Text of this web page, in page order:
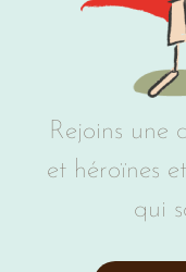
Rejoins une
et héroïnes et
qui